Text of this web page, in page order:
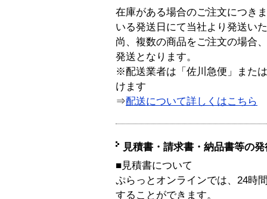
在庫がある場合のご注文につき
いる発送日にて当社より発送い
尚、複数の商品をご注文の場合
発送となります。
※配送業者は「佐川急便」また
けます
⇒配送について詳しくはこちら
見積書・請求書・納品書等の
■見積書について
ぷらっとオンラインでは、24時
することができます。